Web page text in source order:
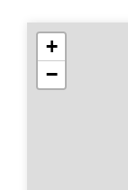
+
−